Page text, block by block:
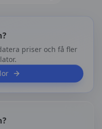
priser och få fler